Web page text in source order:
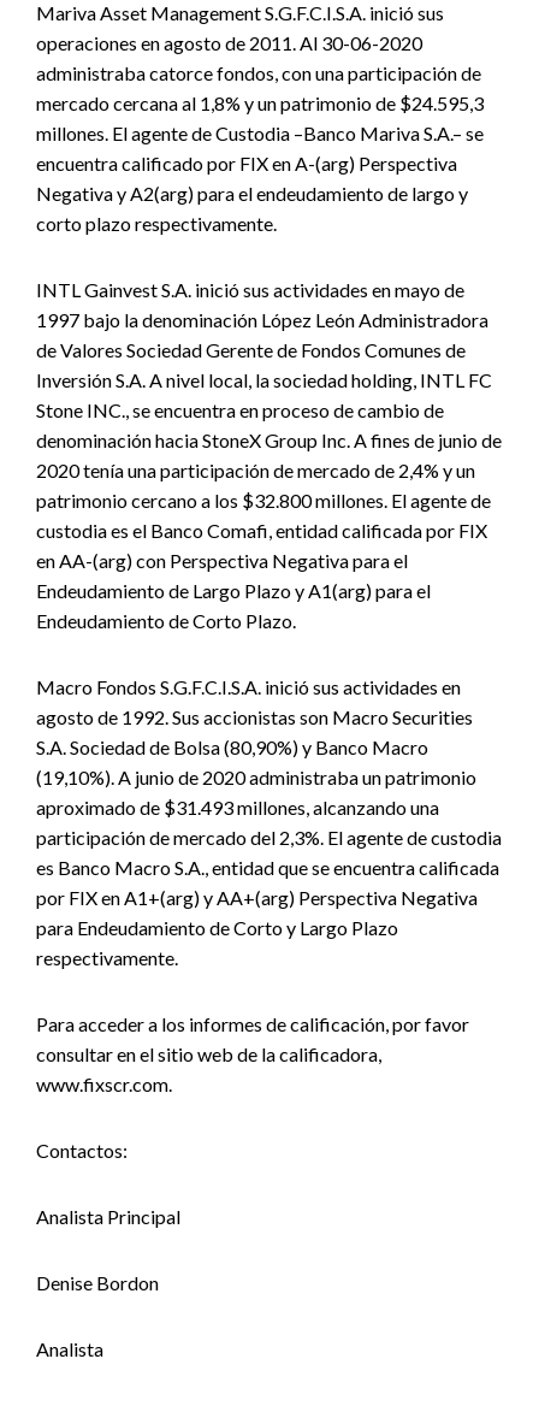
Mariva Asset Management S.G.F.C.I.S.A. inició sus
operaciones en agosto de 2011. Al 30-06-2020
administraba catorce fondos, con una participación de
mercado cercana al 1,8% y un patrimonio de $24.595,3
millones. El agente de Custodia –Banco Mariva S.A.– se
encuentra calificado por FIX en A-(arg) Perspectiva
Negativa y A2(arg) para el endeudamiento de largo y
corto plazo respectivamente.
INTL Gainvest S.A. inició sus actividades en mayo de
1997 bajo la denominación López León Administradora
de Valores Sociedad Gerente de Fondos Comunes de
Inversión S.A. A nivel local, la sociedad holding, INTL FC
Stone INC., se encuentra en proceso de cambio de
denominación hacia StoneX Group Inc. A fines de junio de
2020 tenía una participación de mercado de 2,4% y un
patrimonio cercano a los $32.800 millones. El agente de
custodia es el Banco Comafi, entidad calificada por FIX
en AA-(arg) con Perspectiva Negativa para el
Endeudamiento de Largo Plazo y A1(arg) para el
Endeudamiento de Corto Plazo.
Macro Fondos S.G.F.C.I.S.A. inició sus actividades en
agosto de 1992. Sus accionistas son Macro Securities
S.A. Sociedad de Bolsa (80,90%) y Banco Macro
(19,10%). A junio de 2020 administraba un patrimonio
aproximado de $31.493 millones, alcanzando una
participación de mercado del 2,3%. El agente de custodia
es Banco Macro S.A., entidad que se encuentra calificada
por FIX en A1+(arg) y AA+(arg) Perspectiva Negativa
para Endeudamiento de Corto y Largo Plazo
respectivamente.
Para acceder a los informes de calificación, por favor
consultar en el sitio web de la calificadora,
www.fixscr.com.
Contactos:
Analista Principal
Denise Bordon
Analista